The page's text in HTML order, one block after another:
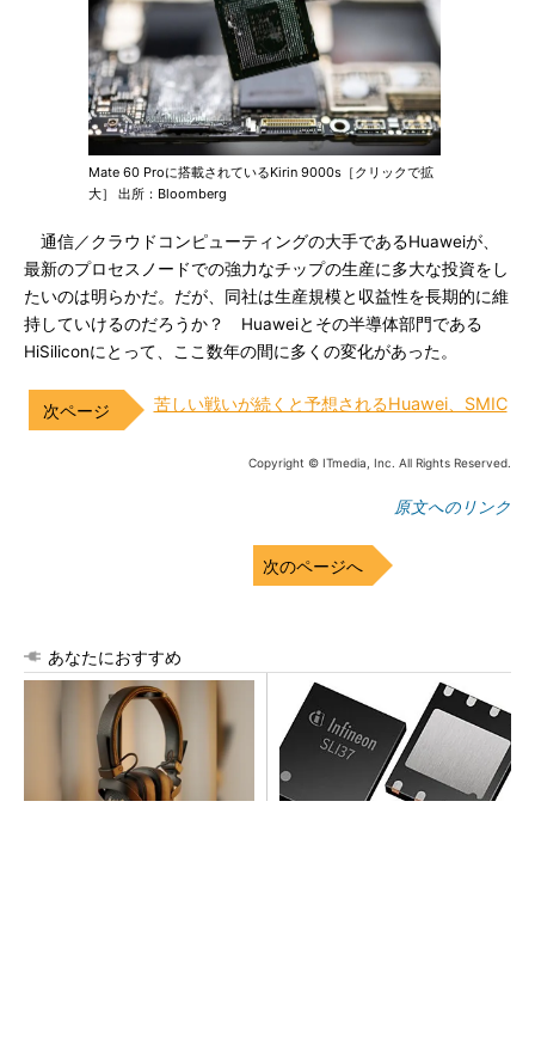
Mate 60 Proに搭載されているKirin 9000s［クリックで拡
大］ 出所：Bloomberg
通信／クラウドコンピューティングの大手であるHuaweiが、
最新のプロセスノードでの強力なチップの生産に多大な投資をし
たいのは明らかだ。だが、同社は生産規模と収益性を長期的に維
持していけるのだろうか？ Huaweiとその半導体部門である
HiSiliconにとって、ここ数年の間に多くの変化があった。
苦しい戦いが続くと予想されるHuawei、SMIC
Copyright © ITmedia, Inc. All Rights Reserved.
原文へのリンク
次のページへ
あなたにおすすめ